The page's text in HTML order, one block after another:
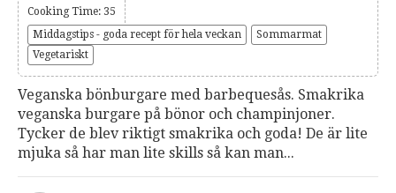
Cooking Time: 35
Middagstips - goda recept för hela veckan
Sommarmat
Vegetariskt
Veganska bönburgare med barbequesås. Smakrika
veganska burgare på bönor och champinjoner.
Tycker de blev riktigt smakrika och goda! De är lite
mjuka så har man lite skills så kan man...